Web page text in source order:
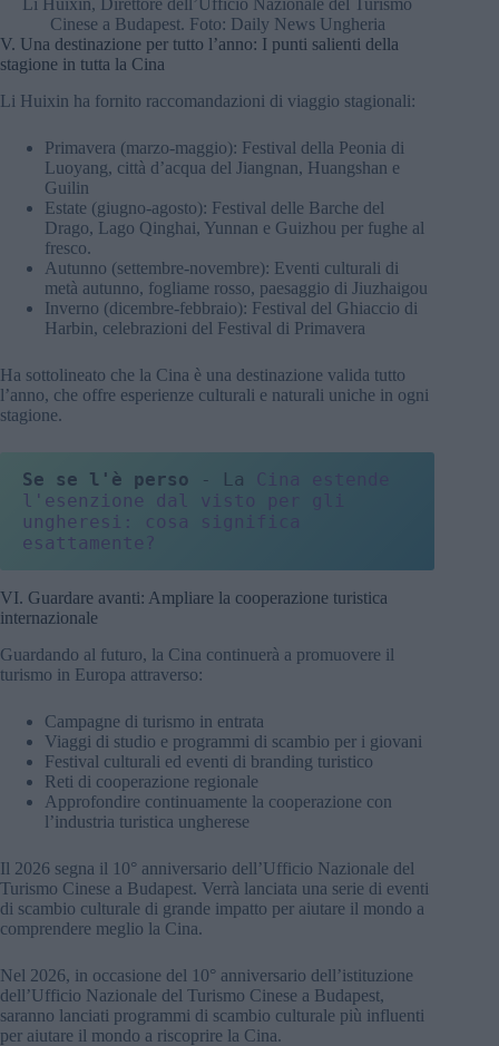
Li Huixin, Direttore dell’Ufficio Nazionale del Turismo
Cinese a Budapest. Foto: Daily News Ungheria
V. Una destinazione per tutto l’anno: I punti salienti della
stagione in tutta la Cina
Li Huixin ha fornito raccomandazioni di viaggio stagionali:
Primavera (marzo-maggio): Festival della Peonia di
Luoyang, città d’acqua del Jiangnan, Huangshan e
Guilin
Estate (giugno-agosto): Festival delle Barche del
Drago, Lago Qinghai, Yunnan e Guizhou per fughe al
fresco.
Autunno (settembre-novembre): Eventi culturali di
metà autunno, fogliame rosso, paesaggio di Jiuzhaigou
Inverno (dicembre-febbraio): Festival del Ghiaccio di
Harbin, celebrazioni del Festival di Primavera
Ha sottolineato che la Cina è una destinazione valida tutto
l’anno, che offre esperienze culturali e naturali uniche in ogni
stagione.
Se se l'è perso - La Cina estende
l'esenzione dal visto per gli
ungheresi: cosa significa
esattamente?
VI. Guardare avanti: Ampliare la cooperazione turistica
internazionale
Guardando al futuro, la Cina continuerà a promuovere il
turismo in Europa attraverso:
Campagne di turismo in entrata
Viaggi di studio e programmi di scambio per i giovani
Festival culturali ed eventi di branding turistico
Reti di cooperazione regionale
Approfondire continuamente la cooperazione con
l’industria turistica ungherese
Il 2026 segna il 10° anniversario dell’Ufficio Nazionale del
Turismo Cinese a Budapest. Verrà lanciata una serie di eventi
di scambio culturale di grande impatto per aiutare il mondo a
comprendere meglio la Cina.
Nel 2026, in occasione del 10° anniversario dell’istituzione
dell’Ufficio Nazionale del Turismo Cinese a Budapest,
saranno lanciati programmi di scambio culturale più influenti
per aiutare il mondo a riscoprire la Cina.